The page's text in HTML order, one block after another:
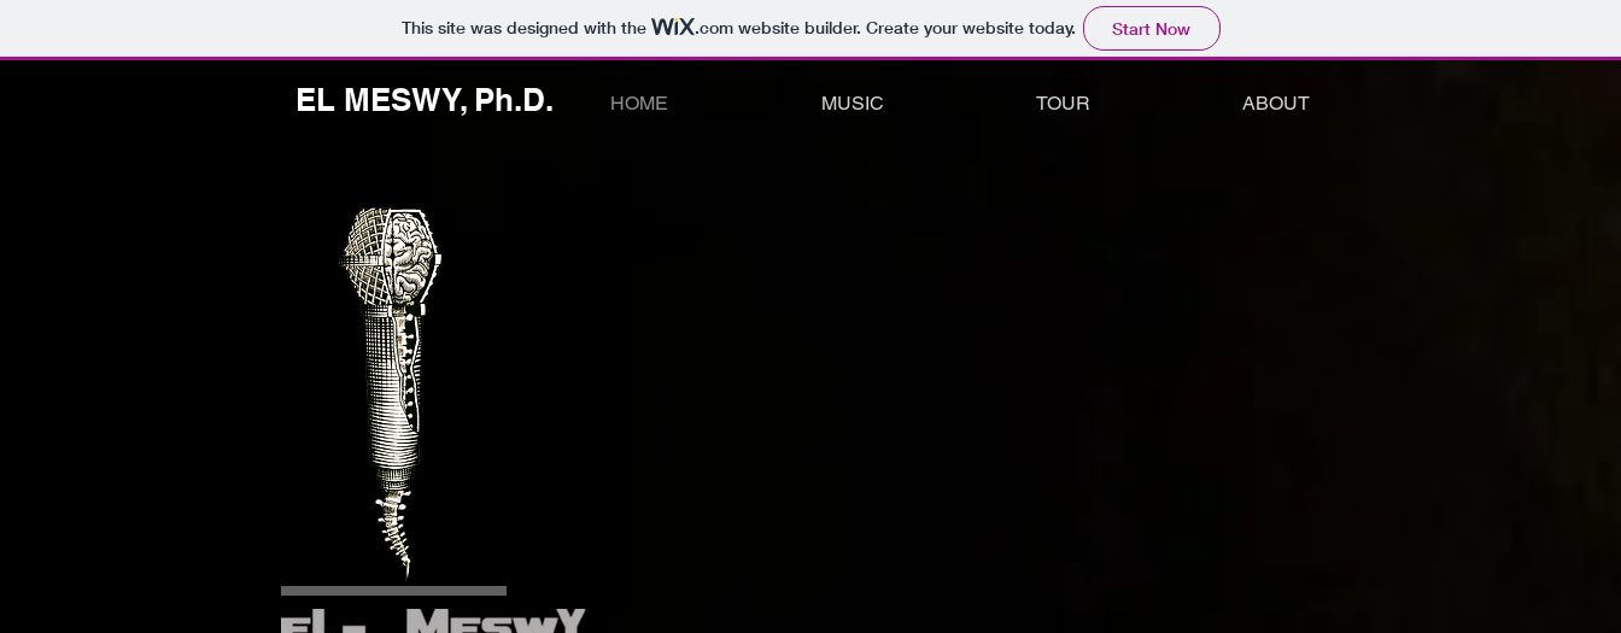
This site was designed with the .comwebsite builder. Create your website today. Start Now
EL MESWY, Ph.D. HOME MUSIC TOUR ABOUT